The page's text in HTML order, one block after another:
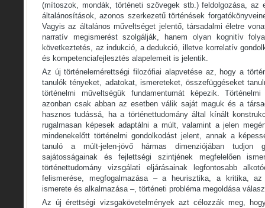
(mítoszok, mondák, történeti szövegek stb.) feldolgozása, az
általánosítások, azonos szerkezetű történések
Vagyis az általános műveltséget jelentő, társadalmi életre
narratív megismerést szolgálják, hanem olyan kognitív
következtetés, az indukció, a dedukció, illetve korrelatív
és kompetenciafejlesztés alapelemeit is jelentik.
Az új történelemérettségi filozófiai alapvetése az, hogy a
tanulók tényeket, adatokat, ismereteket, összefüggéseket
történelmi műveltségük fundamentumát képezik.
azonban csak abban az esetben válik saját maguk és a
hasznos tudássá, ha a történettudomány által kínált
rugalmasan képesek adaptálni a múlt, valamint a jelen
mindenekelőtt történelmi gondolkodást jelent, annak a
tanuló a múlt-jelen-jövő hármas dimenziójában tudjon
sajátosságainak és fejlettségi szintjének megfelelően
történettudomány vizsgálati eljárásainak legfontosabb
felismerése, megfogalmazása – a heurisztika, a kritika, az
ismerete és alkalmazása –, történeti probléma megoldása
Az új érettségi vizsgakövetelmények azt célozzák meg,